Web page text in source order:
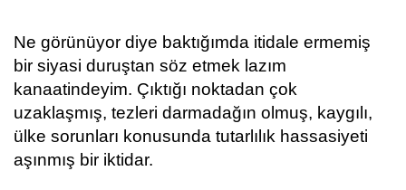
Ne görünüyor diye baktığımda itidale ermemiş
bir siyasi duruştan söz etmek lazım
kanaatindeyim. Çıktığı noktadan çok
uzaklaşmış, tezleri darmadağın olmuş, kaygılı,
ülke sorunları konusunda tutarlılık hassasiyeti
aşınmış bir iktidar.